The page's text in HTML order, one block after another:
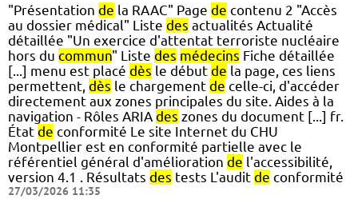
"Présentation de la RAAC" Page de contenu 2 "Accès
au dossier médical" Liste des actualités Actualité
détaillée "Un exercice d'attentat terroriste nucléaire
hors du commun" Liste des médecins Fiche détaillée
[...] menu est placé dès le début de la page, ces liens
permettent, dès le chargement de celle-ci, d'accéder
directement aux zones principales du site. Aides à la
navigation - Rôles ARIA des zones du document [...] fr.
État de conformité Le site Internet du CHU
Montpellier est en conformité partielle avec le
référentiel général d'amélioration de l'accessibilité,
version 4.1 . Résultats des tests L'audit de conformité
27/03/2026 11:35